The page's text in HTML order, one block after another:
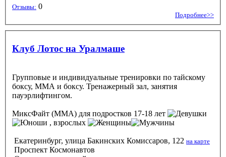
Отзывы: 0
Подробнее>>
Клуб Лотос на Уралмаше
Групповые и индивидуальные тренировки по тайскому
боксу, ММА и боксу. Тренажерный зал, занятия
пауэрлифтингом.
МиксФайт (ММА) для подростков 17-18 лет
, взрослых
Екатеринбург, улица Бакинских Комиссаров, 122 на карте
Проспект Космонавтов